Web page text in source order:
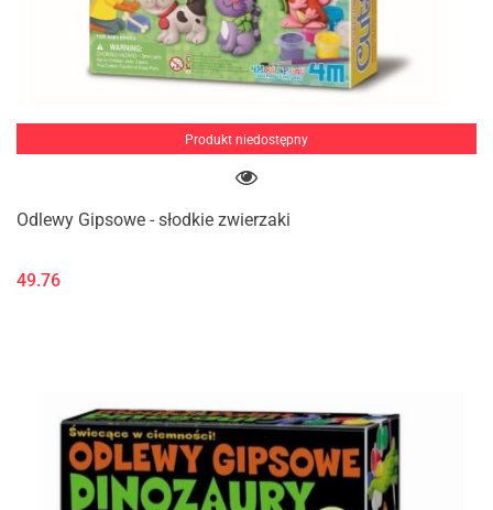
Produkt niedostępny
Odlewy Gipsowe - słodkie zwierzaki
49.76